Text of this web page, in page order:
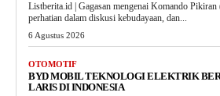
Listberita.id | Gagasan mengenai Komando
perhatian dalam diskusi kebudayaan, dan...
6 Agustus 2026
OTOMOTIF
BYD MOBIL TEKNOLOGI ELEKTRIK
LARIS DI INDONESIA